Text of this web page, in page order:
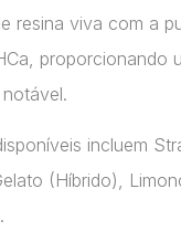
resina viva com a
proporcionando
incluem
(Híbrido),